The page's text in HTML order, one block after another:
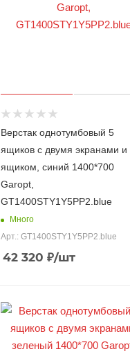
Верстак однотумбовый 5
ящиков с двумя экранами и
ящиком, синий 1400*700
Garopt,
GT1400STY1Y5PP2.blue
Много
Арт.: GT1400STY1Y5PP2.blue
42 320 ₽/шт